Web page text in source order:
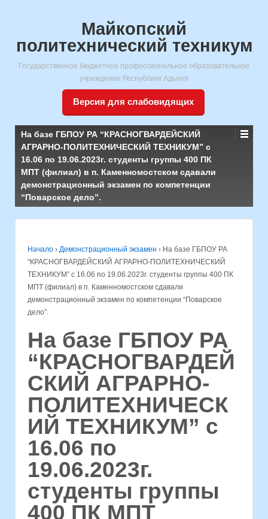
Майкопский
политехнический техникум
Государственное бюджетное профессиональное образовательное
учреждение Республики Адыгея
Версия для слабовидящих
На базе ГБПОУ РА “КРАСНОГВАРДЕЙСКИЙ
АГРАРНО-ПОЛИТЕХНИЧЕСКИЙ ТЕХНИКУМ” с
16.06 по 19.06.2023г. студенты группы 400 ПК
МПТ (филиал) в п. Каменномостском сдавали
демонстрационный экзамен по компетенции
“Поварское дело”.
Начало › Демонстрационный экзамен › На базе ГБПОУ РА
“КРАСНОГВАРДЕЙСКИЙ АГРАРНО-ПОЛИТЕХНИЧЕСКИЙ
ТЕХНИКУМ” с 16.06 по 19.06.2023г. студенты группы 400 ПК
МПТ (филиал) в п. Каменномостском сдавали
демонстрационный экзамен по компетенции “Поварское
дело”.
На базе ГБПОУ РА
“КРАСНОГВАРДЕЙ
СКИЙ АГРАРНО-
ПОЛИТЕХНИЧЕСК
ИЙ ТЕХНИКУМ” с
16.06 по
19.06.2023г.
студенты группы
400 ПК МПТ